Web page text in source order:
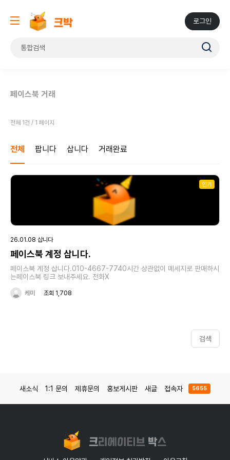
로그인
페이스북 거래
전체 1건 / 1 페이지
전체 팝니다 삽니다 거래완료
인기
26.01.08 삽니다
페이스북 계정 삽니다.
페이스북 계정 삽니다.010-4667-7740시간 상관없이 메세지로 판매하시
는페이스북 링크 보내주세요. 전화X
케미 조회 1,708
검색
새소식 1:1 문의 제휴문의 홍보게시판 새글 접속자 5655